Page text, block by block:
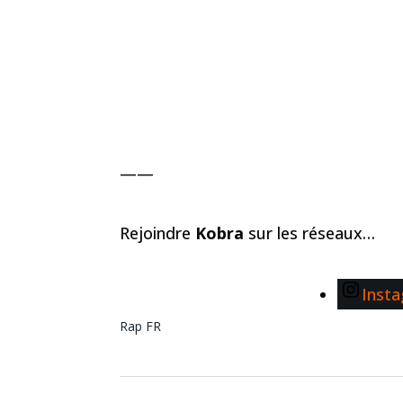
——
Rejoindre Kobra sur les réseaux…
Rap FR